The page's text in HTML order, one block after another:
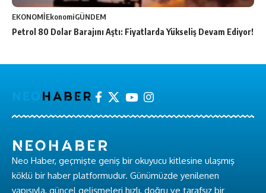
EKONOMİEkonomiGÜNDEM
Petrol 80 Dolar Barajını Aştı: Fiyatlarda Yükseliş Devam Ediyor!
Neo Haber, geçmişte geniş bir okuyucu kitlesine ulaşmış
köklü bir haber platformudur. Günümüzde yenilenen
yapısıyla, güncel gelişmeleri hızlı, doğru ve tarafsız bir